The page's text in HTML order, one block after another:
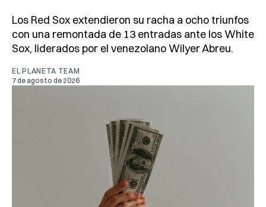
Los Red Sox extendieron su racha a ocho triunfos
con una remontada de 13 entradas ante los White
Sox, liderados por el venezolano Wilyer Abreu.
EL PLANETA TEAM
7 de agosto de 2026